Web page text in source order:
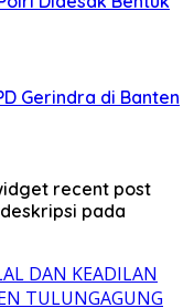
Gerindra di Banten
recent post
pada